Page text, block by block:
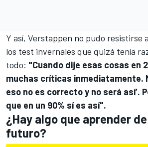
Y así, Verstappen no pudo resistirse
los test invernales que quizá tenía
todo: "Cuando dije esas cosas en
muchas críticas inmediatamente.
eso no es correcto y no será así’.
que en un 90% sí es así".
¿Hay algo que aprender
futuro?